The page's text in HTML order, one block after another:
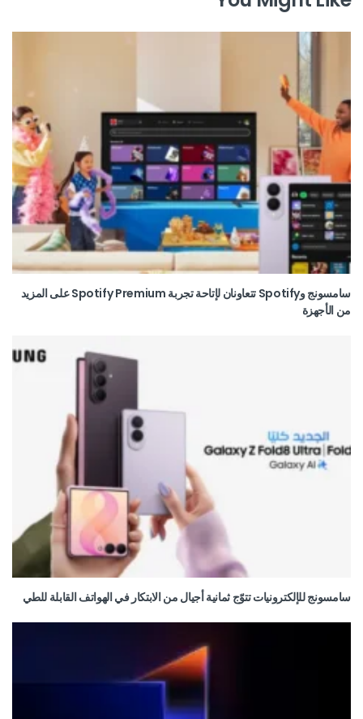
سامسونج وSpotify تتعاونان لإتاحة تجربة Spotify Premium على المزيد
من الأجهزة
سامسونج للإلكترونيات تتوّج ثمانية أجيال من الابتكار في الهواتف القابلة للطي